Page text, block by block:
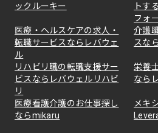
ックルーキー
トす
フォ
医療・ヘルスケアの求人・
転職サービスならレバウェ
ル
介護
スな
リハビリ職の転職支援サー
ビスならレバウェルリハビ
リ
栄養
なら
医療看護介護のお仕事探し
ならmikaru
メキ